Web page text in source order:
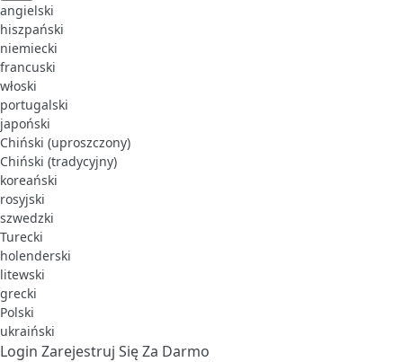
angielski
hiszpański
niemiecki
francuski
włoski
portugalski
japoński
Chiński (uproszczony)
Chiński (tradycyjny)
koreański
rosyjski
szwedzki
Turecki
holenderski
litewski
grecki
Polski
ukraiński
Login Zarejestruj Się Za Darmo